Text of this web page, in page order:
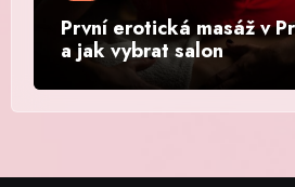
První erotická masáž v
a jak vybrat salon